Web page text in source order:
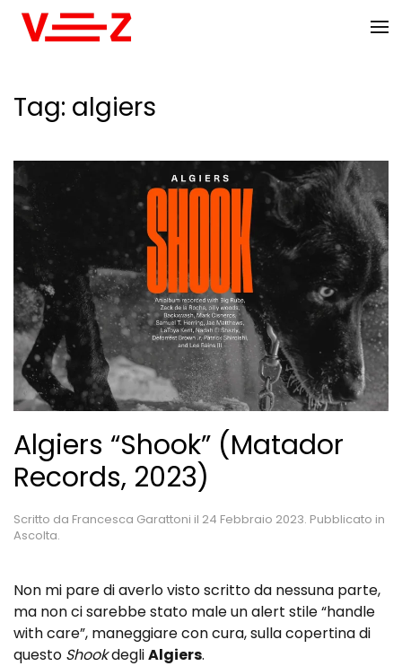
Tag: algiers
Algiers “Shook” (Matador
Records, 2023)
Scritto da Francesca Garattoni il 24 Febbraio 2023. Pubblicato in
Ascolta.
Non mi pare di averlo visto scritto da nessuna parte,
ma non ci sarebbe stato male un alert stile “handle
with care”, maneggiare con cura, sulla copertina di
questo ShookdegliAlgiers.